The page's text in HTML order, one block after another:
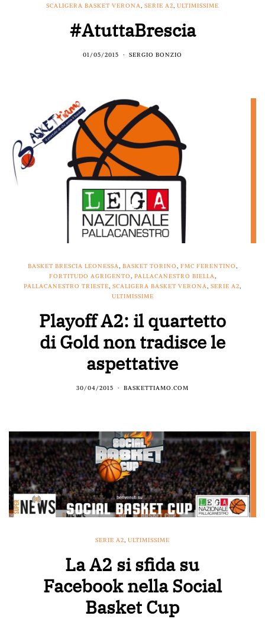
SCALIGERA BASKET VERONA, SERIE A2, ULTIMISSIME
#AtuttaBrescia
01/05/2015 SERGIO BONZIO
BASKET BRESCIA LEONESSA, BASKET TORINO, FMC FERENTINO,
FORTITUDO AGRIGENTO, PALLACANESTRO BIELLA,
PALLACANESTRO TRIESTE, SCALIGERA BASKET VERONA, SERIE A2,
ULTIMISSIME
Playoff A2: il quartetto
di Gold non tradisce le
aspettative
30/04/2015 BASKETTIAMO.COM
SERIE A2, ULTIMISSIME
La A2 si sfida su
Facebook nella Social
Basket Cup